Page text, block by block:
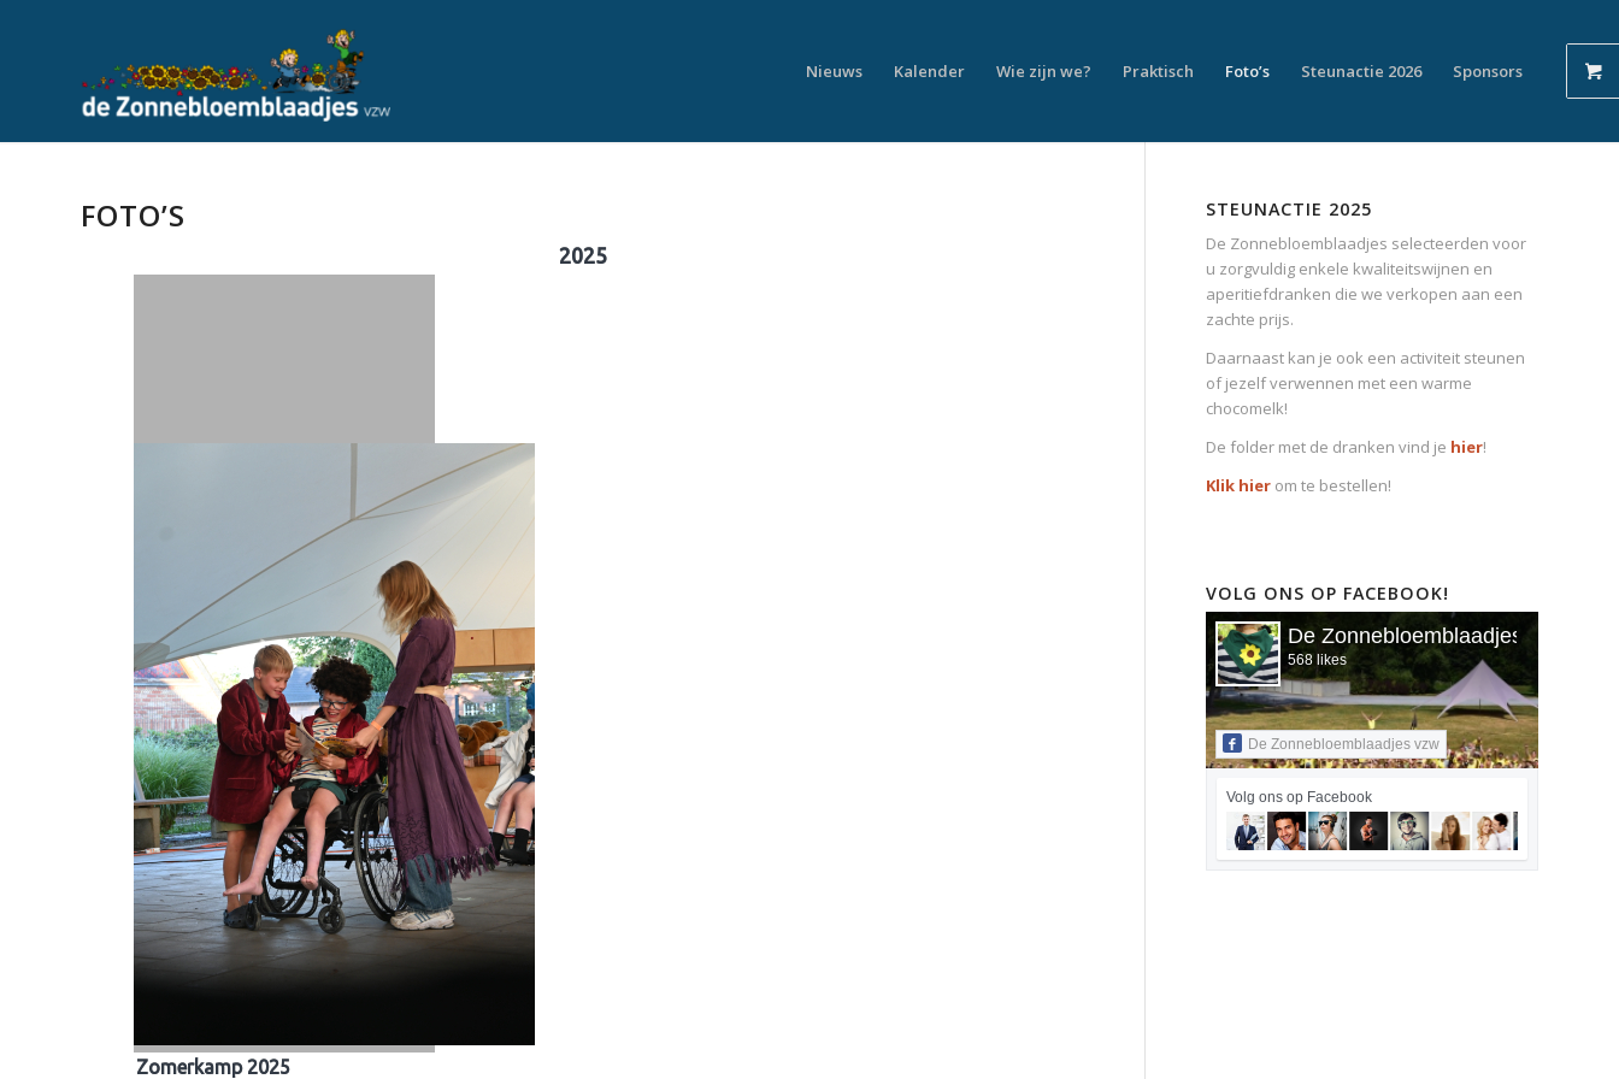
Nieuws Kalender Wie zijn we? Praktisch Foto’s Steunactie 2026 Sponsors
FOTO’S
2025
Zomerkamp 2025
STEUNACTIE 2025
De Zonnebloemblaadjes selecteerden voor
u zorgvuldig enkele kwaliteitswijnen en
aperitiefdranken die we verkopen aan een
zachte prijs.
Daarnaast kan je ook een activiteit steunen
of jezelf verwennen met een warme
chocomelk!
De folder met de dranken vind je hier!
Klik hier om te bestellen!
VOLG ONS OP FACEBOOK!
De Zonnebloemblaadjes vzw
568 likes
De Zonnebloemblaadjes vzw
Volg ons op Facebook